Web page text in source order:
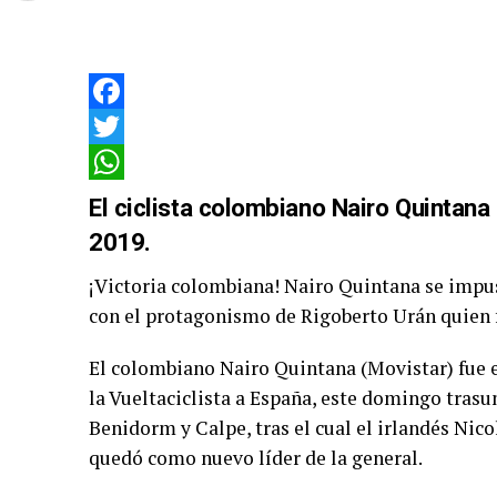
Facebook
Twitter
WhatsApp
El ciclista colombiano Nairo
2019.
¡Victoria colombiana! Nairo Quintana se
con el protagonismo de Rigoberto Urán
El colombiano Nairo Quintana (Movistar) fue
la Vueltaciclista a España, este domingo
Benidorm y Calpe, tras el cual el irlandés
quedó como nuevo líder de la general.